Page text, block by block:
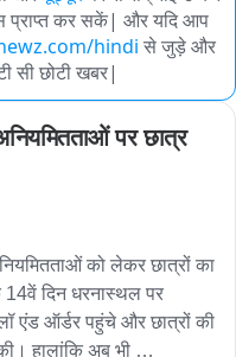
प्राप्त कर सकें| और यदि आप
hindi से जुड़े और
सी छोटी खबर|
पर छात्र
को लेकर छात्रों का
दिन धरनास्थल पर
एंड ऑर्डर पहुंचे और छात्रों की
हालांकि अब भी